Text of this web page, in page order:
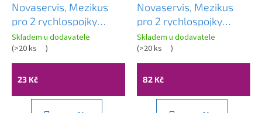
Novaservis, Mezikus
pro 2 rychlospojky
plast, DY8016
Skladem u dodavatele
(>20 ks )
23 Kč
Novaservis, Mezikus
pro 2 rychlospojky
mosadz, DY8016C
Skladem u dodavatele
(>20 ks )
82 Kč